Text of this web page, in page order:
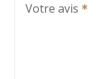
Votre avis